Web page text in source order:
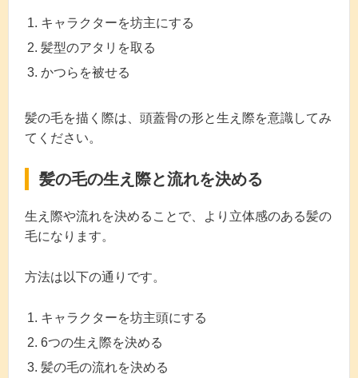
キャラクターを坊主にする
髪型のアタリを取る
かつらを被せる
髪の毛を描く際は、頭蓋骨の形と生え際を意識してみ
てください。
髪の毛の生え際と流れを決める
生え際や流れを決めることで、より立体感のある髪の
毛になります。
方法は以下の通りです。
キャラクターを坊主頭にする
6つの生え際を決める
髪の毛の流れを決める